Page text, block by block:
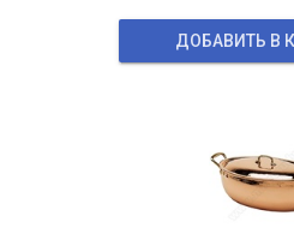
ДОБАВИТЬ В